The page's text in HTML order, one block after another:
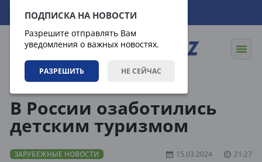
ПОДПИСКА НА НОВОСТИ
Разрешите отправлять Вам
уведомления о важных новостях.
РАЗРЕШИТЬ НЕ СЕЙЧАС
07.08.2026 07:11:53
В России озаботились
детским туризмом
ЗАРУБЕЖНЫЕ НОВОСТИ 15.03.2024 21:27